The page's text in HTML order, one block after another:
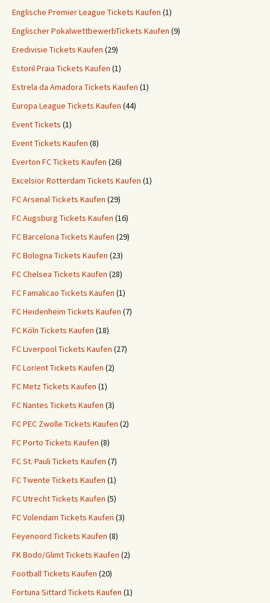
Englische Premier League Tickets Kaufen (1)
Englischer PokalwettbewerbTickets Kaufen (9)
Eredivisie Tickets Kaufen (29)
Estoril Praia Tickets Kaufen (1)
Estrela da Amadora Tickets Kaufen (1)
Europa League Tickets Kaufen (44)
Event Tickets (1)
Event Tickets Kaufen (8)
Everton FC Tickets Kaufen (26)
Excelsior Rotterdam Tickets Kaufen (1)
FC Arsenal Tickets Kaufen (29)
FC Augsburg Tickets Kaufen (16)
FC Barcelona Tickets Kaufen (29)
FC Bologna Tickets Kaufen (23)
FC Chelsea Tickets Kaufen (28)
FC Famalicao Tickets Kaufen (1)
FC Heidenheim Tickets Kaufen (7)
FC Köln Tickets Kaufen (18)
FC Liverpool Tickets Kaufen (27)
FC Lorient Tickets Kaufen (2)
FC Metz Tickets Kaufen (1)
FC Nantes Tickets Kaufen (3)
FC PEC Zwolle Tickets Kaufen (2)
FC Porto Tickets Kaufen (8)
FC St. Pauli Tickets Kaufen (7)
FC Twente Tickets Kaufen (1)
FC Utrecht Tickets Kaufen (5)
FC Volendam Tickets Kaufen (3)
Feyenoord Tickets Kaufen (8)
FK Bodo/Glimt Tickets Kaufen (2)
Football Tickets Kaufen (20)
Fortuna Sittard Tickets Kaufen (1)